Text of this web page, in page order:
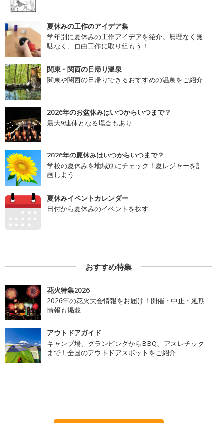
夏休みの工作のアイデア集
学年別に夏休みの工作アイデアを紹介。無理なく無
駄なく、自由工作に取り組もう！
関東・関西の日帰り温泉
関東や関西の日帰りできるおすすめの温泉をご紹介
2026年のお盆休みはいつからいつまで？
最大9連休となる場合もあり
2026年の夏休みはいつからいつまで？
学校の夏休みを地域別にチェック！夏レジャーを計
画しよう
夏休みイベントカレンダー
日付から夏休みのイベントを探す
おすすめ特集
花火特集2026
2026年の花火大会情報をお届け！開催・中止・延期
情報も掲載
アウトドアガイド
キャンプ場、グランピングからBBQ、アスレチック
まで！全国のアウトドアスポットをご紹介